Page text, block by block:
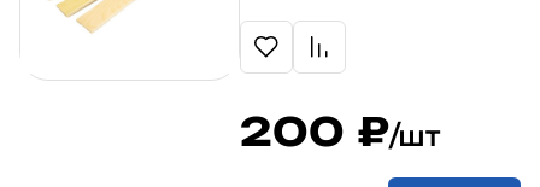
200 /шт